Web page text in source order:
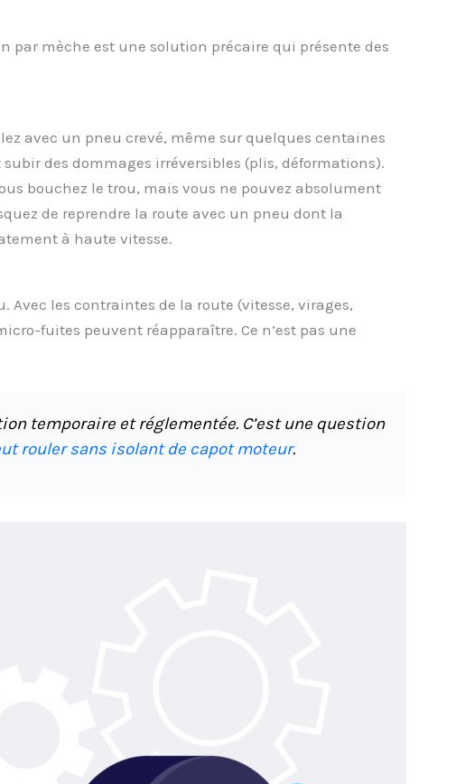
par mèche est une solution précaire qui présente des
avec un pneu crevé, même sur quelques centaines
des dommages irréversibles (plis, déformations).
bouchez le trou, mais vous ne pouvez absolument
de reprendre la route avec un pneu dont la
à haute vitesse.
Avec les contraintes de la route (vitesse, virages,
fuites peuvent réapparaître. Ce n’est pas une
temporaire et réglementée. C’est une question
rouler sans isolant de capot moteur.